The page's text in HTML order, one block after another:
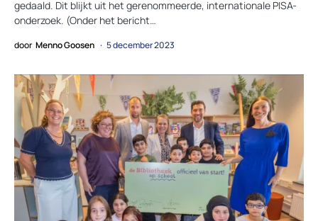
gedaald. Dit blijkt uit het gerenommeerde, internationale PISA-
onderzoek. (Onder het bericht…
door Menno Goosen 5 december 2023